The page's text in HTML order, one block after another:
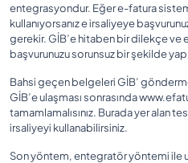
entegrasyondur. Eğer e-fatura
kullanıyorsanız e irsaliyeye
gerekir. GİB’e hitaben bir dilekçe ve
başvurunuzu sorunsuz bir şekilde
Bahsi geçen belgeleri GİB’
GİB’e ulaşması sonrasında
tamamlamalısınız. Burada yer alan
irsaliyeyi kullanabilirsiniz.
Son yöntem, entegratör yöntemi ile